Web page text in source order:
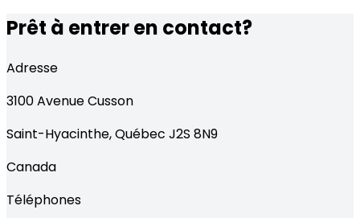
Prêt à entrer en contact?
Adresse
3100Avenue Cusson
Saint-Hyacinthe,Québec J2S 8N9
Canada
Téléphones